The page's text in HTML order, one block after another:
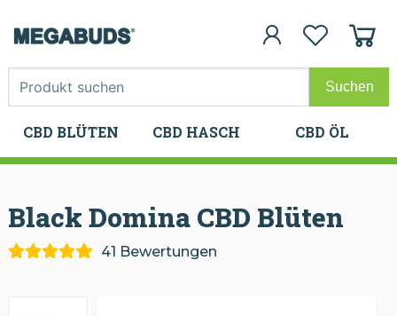
CBD BLÜTEN CBD HASCH CBD ÖL
CBD BLÜTEN CBD HASCH CBD ÖL
Black Domina CBD Blüten
41 Bewertungen